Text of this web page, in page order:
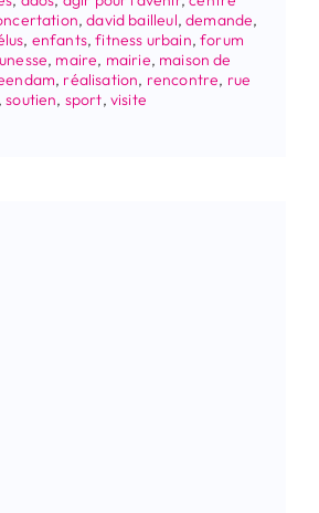
,david bailleul,demande,
, enfants,fitness urbain,forum
, maire, mairie, maison de
, réalisation, rencontre, rue
,soutien, sport, visite